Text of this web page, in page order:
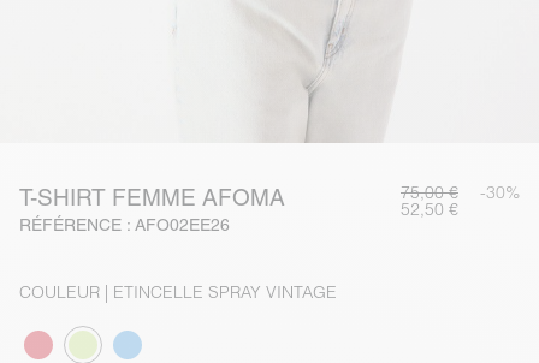
T-SHIRT FEMME AFOMA
RÉFÉRENCE : AFO02EE26
75,00 € -30%
52,50 €
COULEUR | ETINCELLE SPRAY VINTAGE